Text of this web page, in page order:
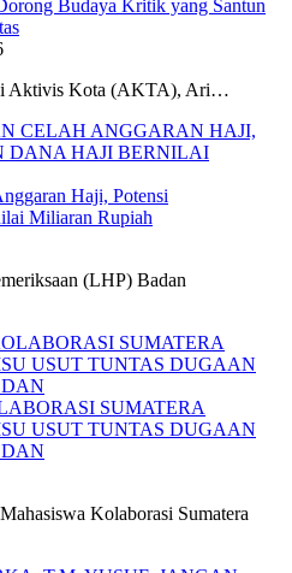
Budaya Kritik yang Santun
Aktivis Kota (AKTA), Ari…
Haji, Potensi
Miliaran Rupiah
(LHP) Badan
SUMATERA
USUT TUNTAS DUGAAN
Kolaborasi Sumatera